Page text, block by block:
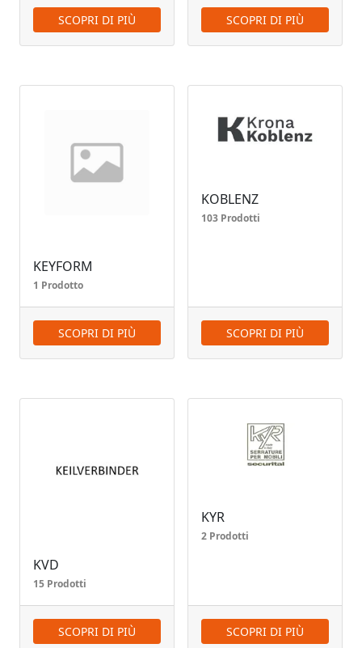
SCOPRI DI PIÙ SCOPRI DI PIÙ
KEYFORM
1 Prodotto
SCOPRI DI PIÙ
KOBLENZ
103 Prodotti
SCOPRI DI PIÙ
KVD
15 Prodotti
SCOPRI DI PIÙ
KYR
2 Prodotti
SCOPRI DI PIÙ